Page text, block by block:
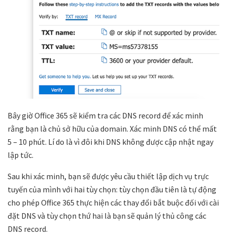
Bây giờ Office 365 sẽ kiểm tra các DNS record để xác minh
rằng bạn là chủ sở hữu của domain. Xác minh DNS có thể mất
5 – 10 phút. Lí do là vì đôi khi DNS không được cập nhật ngay
lập tức.
Sau khi xác minh, bạn sẽ được yêu cầu thiết lập dịch vụ trực
tuyến của mình với hai tùy chọn: tùy chọn đầu tiên là tự động
cho phép Office 365 thực hiện các thay đổi bắt buộc đối với cài
đặt DNS và tùy chọn thứ hai là bạn sẽ quản lý thủ công các
DNS record.